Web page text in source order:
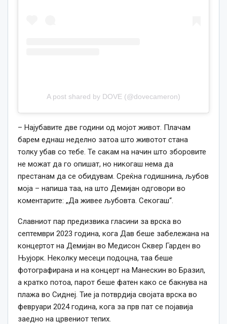
A post shared by DOVE (@dovecameron)
– Најубавите две години од мојот живот. Плачам
барем еднаш неделно затоа што животот стана
толку убав со тебе. Те сакам на начин што зборовите
не можат да го опишат, но никогаш нема да
престанам да се обидувам. Среќна годишнина, љубов
моја – напиша таа, на што Демијан одговори во
коментарите: „Да живее љубовта. Секогаш“.
Славниот пар предизвика гласини за врска во
септември 2023 година, кога Дав беше забележана на
концертот на Демијан во Медисон Сквер Гарден во
Њујорк. Неколку месеци подоцна, таа беше
фотографирана и на концерт на Манескин во Бразил,
а кратко потоа, парот беше фатен како се бакнува на
плажа во Сиднеј. Тие ја потврдија својата врска во
февруари 2024 година, кога за прв пат се појавија
заедно на црвениот тепих.